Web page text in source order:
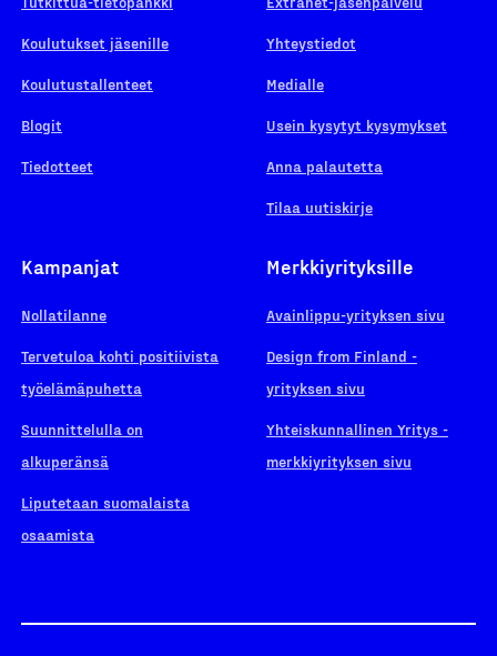
Koulutukset jäsenille
Koulutustallenteet
Blogit
Tiedotteet
Yhteystiedot
Medialle
Usein kysytyt kysymykset
Anna palautetta
Tilaa uutiskirje
Kampanjat
Nollatilanne
Tervetuloa kohti positiivista
työelämäpuhetta
Suunnittelulla on
alkuperänsä
Liputetaan suomalaista
osaamista
Merkkiyrityksille
Avainlippu-yrityksen sivu
Design from Finland -
yrityksen sivu
Yhteiskunnallinen Yritys -
merkkiyrityksen sivu